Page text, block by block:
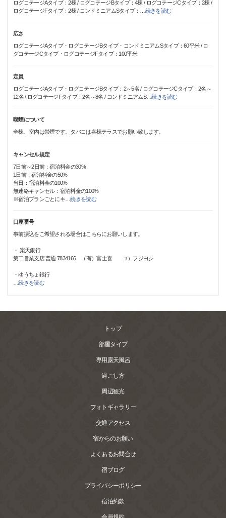
ログコテージAタイプ：2棟 / ログコテージBタイプ：4棟 / ログコテージCタイプ：2棟 /
ログコテージFタイプ：2棟 / コンドミニアムSタイプ：
続きを読む
広さ
ログコテージAタイプ・ログコテージBタイプ・コンドミニアムSタイプ：60平米 / ロ
グコテージCタイプ・ログコテージFタイプ：100平米
定員
ログコテージAタイプ・ログコテージBタイプ：2～5名 / ログコテージCタイプ：2名～
12名 / ログコテージFタイプ：2名～8名 / コンドミニアムS…続きを読む
喫煙について
全棟、室内は禁煙です。タバコは各棟テラスでお願い致します。
キャンセル規定
7日前～2日前：宿泊料金の30%
1日前：宿泊料金の50%
当日：宿泊料金の100%
無連絡キャンセル：宿泊料金の100%
※宿泊プランごとにキ …続きを読む
口座番号
事前振込をご希望される場合はこちらにお願いします。
・ 楽天銀行
第二営業支店 普通 7834166 （有）富士喜 ユ）フジヨシ
・ゆうちょ銀行
…続きを読む
トップ
部屋タイプ
専用露天風呂
過ごし方
周辺観光
フォトギャラリー
交通アクセス
宿からのお願い
よくあるお問合せ
宿ブログ
プライバシーポリシー
宿泊約款